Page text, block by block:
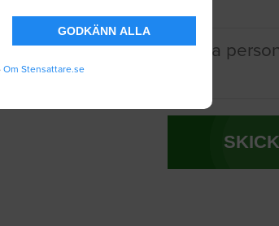
GODKÄNN ALLA
Om Stensattare.se
lagrar och använder mina